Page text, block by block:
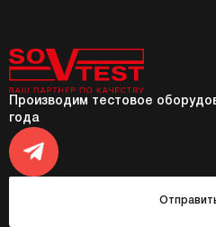
Производим тестовое
года